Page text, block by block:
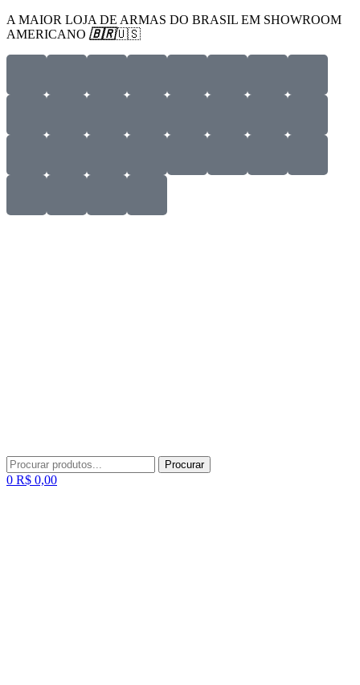
A MAIOR LOJA DE ARMAS DO BRASIL EM SHOWROOM
AMERICANO 🇧🇷🇺🇸
Procurar
por:
Procurar
Menu
0 R$ 0,00